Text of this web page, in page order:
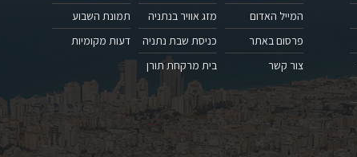
המייל האדום
פרסום באתר
צור קשר
מזג אוויר בנתניה
כניסת שבת נתניה
בית מרקחת תורן
תמונת השבוע
דעות מקומיות